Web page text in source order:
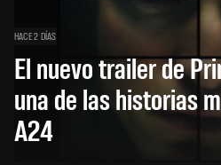
HACE 2 DÍAS
El nuevo trailer de
una de las historias
A24